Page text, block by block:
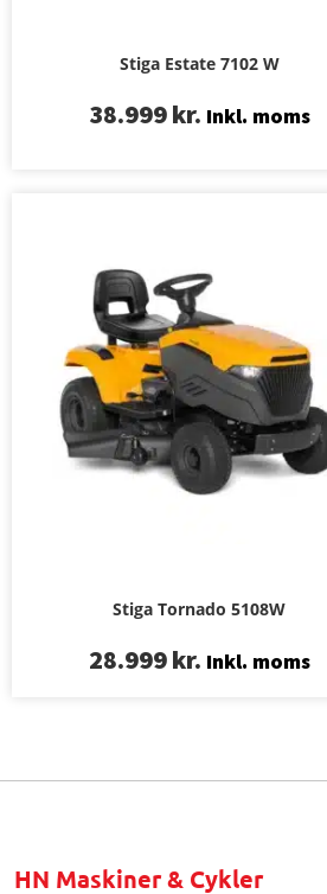
Stiga Estate 7102 W
38.999kr. Inkl. moms
Stiga Tornado 5108W
28.999kr. Inkl. moms
HN Maskiner & Cykler